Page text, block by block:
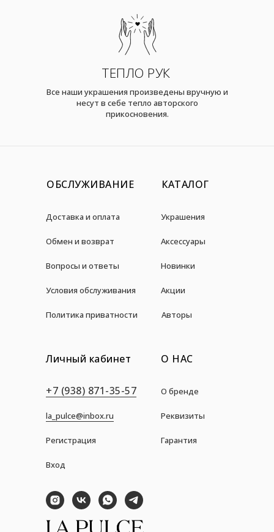
ТЕПЛО РУК
Все наши украшения произведены вручную и
несут в себе тепло авторского
прикосновения.
ОБСЛУЖИВАНИЕ
Доставка и оплата
Обмен и возврат
Вопросы и ответы
КАТАЛОГ
Украшения
Аксессуары
Новинки
Акции
Условия обслуживания
Политика приватности
О НАС
О бренде
Авторы
Личный кабинет
Вход
+7 (938) 871-35-57
la_pulce@inbox.ru Реквизиты
Гарантия
Регистрация